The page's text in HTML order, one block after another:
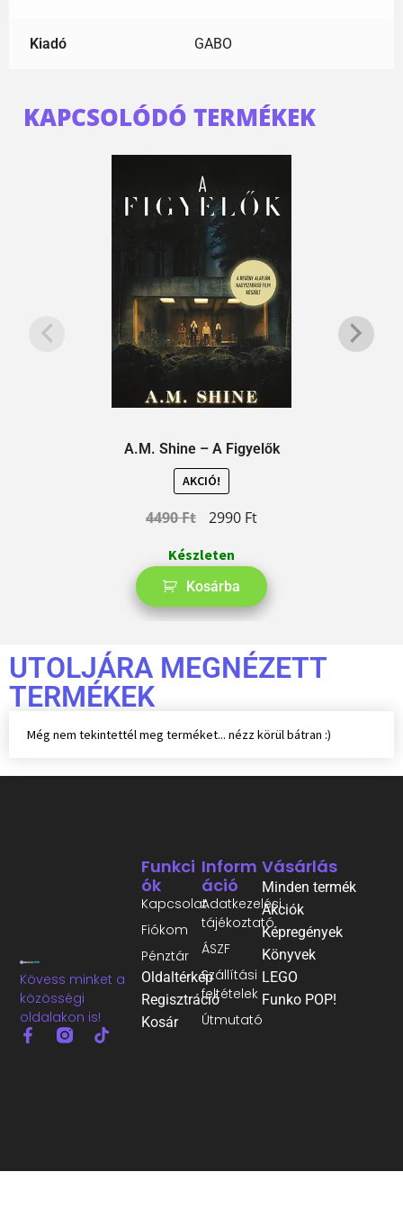
Kiadó GABO
KAPCSOLÓDÓ TERMÉKEK
A.M. Shine – A Figyelők
AKCIÓ!
4490Ft 2990 Ft
Készleten
Kosárba
UTOLJÁRA MEGNÉZETT
TERMÉKEK
Még nem tekintettél meg terméket... nézz körül bátran :)
Kövess minket a
közösségi
oldalakon is!
Inform
Áció
Adatkezelési
tájékoztató
ÁSZF
Szállítási
feltételek
Útmutató
Funkci
Ók
Kapcsolat
Fiókom
Pénztár
Oldaltérkép
Regisztráció
Kosár
Vásárlás
Minden termék
Akciók
Képregények
Könyvek
LEGO
Funko POP!